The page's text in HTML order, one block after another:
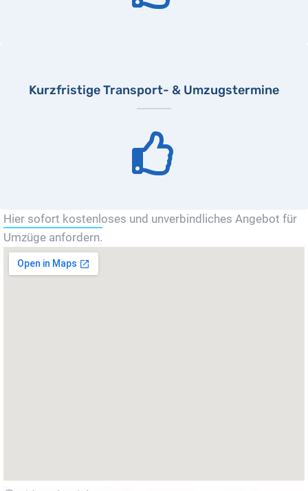
Kurzfristige Transport- & Umzugstermine
Hier sofort kostenloses und unverbindliches Angebot für
Umzüge anfordern.